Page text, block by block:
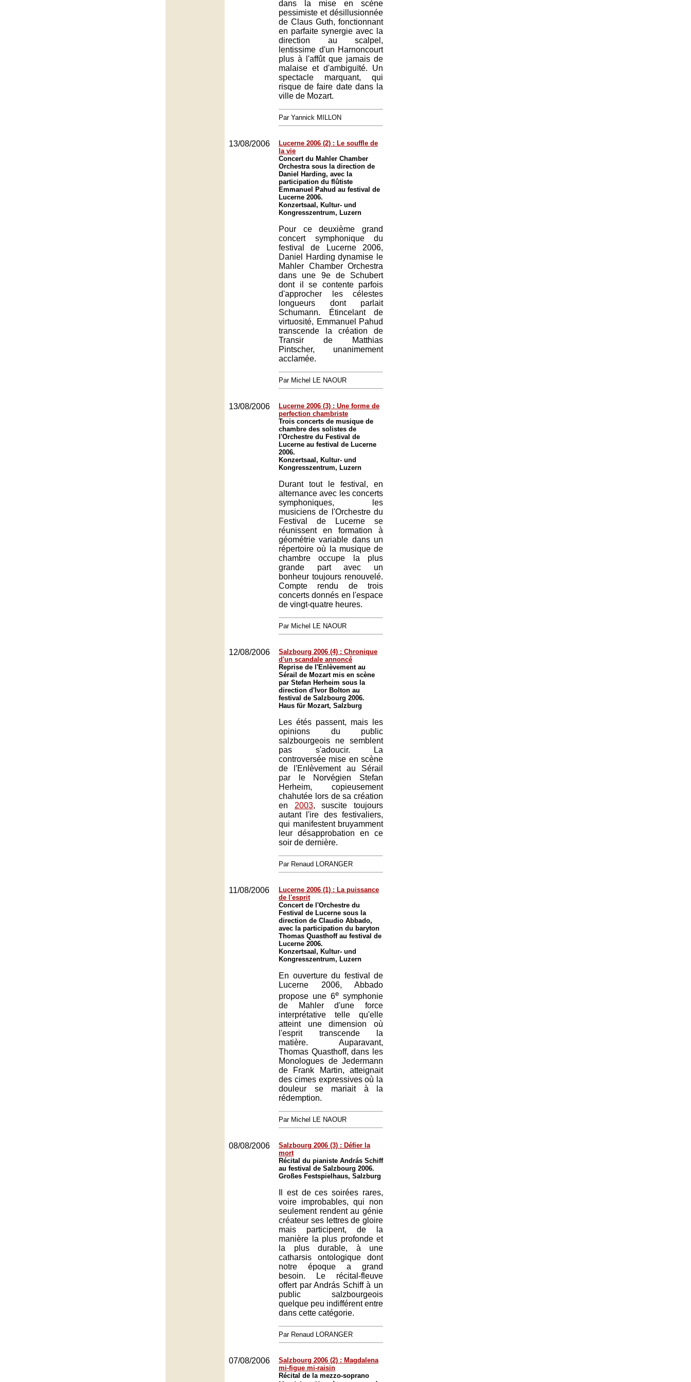
dans la mise en scène
pessimiste et désillusionnée
de Claus Guth, fonctionnant
en parfaite synergie avec la
direction au scalpel,
lentissime d'un Harnoncourt
plus à l'affût que jamais de
malaise et d'ambiguïté. Un
spectacle marquant, qui
risque de faire date dans la
ville de Mozart.
Par Yannick MILLON
13/08/2006
Lucerne 2006 (2) : Le souffle de
la vie
Concert du Mahler Chamber
Orchestra sous la direction de
Daniel Harding, avec la
participation du flûtiste
Emmanuel Pahud au festival de
Lucerne 2006.
Konzertsaal, Kultur- und
Kongresszentrum, Luzern
Pour ce deuxième grand
concert symphonique du
festival de Lucerne 2006,
Daniel Harding dynamise le
Mahler Chamber Orchestra
dans une 9e de Schubert
dont il se contente parfois
d'approcher les célestes
longueurs dont parlait
Schumann. Étincelant de
virtuosité, Emmanuel Pahud
transcende la création de
Transir de Matthias
Pintscher, unanimement
acclamée.
Par Michel LE NAOUR
13/08/2006
Lucerne 2006 (3) : Une forme de
perfection chambriste
Trois concerts de musique de
chambre des solistes de
l'Orchestre du Festival de
Lucerne au festival de Lucerne
2006.
Konzertsaal, Kultur- und
Kongresszentrum, Luzern
Durant tout le festival, en
alternance avec les concerts
symphoniques, les
musiciens de l'Orchestre du
Festival de Lucerne se
réunissent en formation à
géométrie variable dans un
répertoire où la musique de
chambre occupe la plus
grande part avec un
bonheur toujours renouvelé.
Compte rendu de trois
concerts donnés en l'espace
de vingt-quatre heures.
Par Michel LE NAOUR
12/08/2006
Salzbourg 2006 (4) : Chronique
d'un scandale annoncé
Reprise de l'Enlèvement au
Sérail de Mozart mis en scène
par Stefan Herheim sous la
direction d'Ivor Bolton au
festival de Salzbourg 2006.
Haus für Mozart, Salzburg
Les étés passent, mais les
opinions du public
salzbourgeois ne semblent
pas s'adoucir. La
controversée mise en scène
de l'Enlèvement au Sérail
par le Norvégien Stefan
Herheim, copieusement
chahutée lors de sa création
en 2003, suscite toujours
autant l'ire des festivaliers,
qui manifestent bruyamment
leur désapprobation en ce
soir de dernière.
Par Renaud LORANGER
11/08/2006
Lucerne 2006 (1) : La puissance
de l'esprit
Concert de l'Orchestre du
Festival de Lucerne sous la
direction de Claudio Abbado,
avec la participation du baryton
Thomas Quasthoff au festival de
Lucerne 2006.
Konzertsaal, Kultur- und
Kongresszentrum, Luzern
En ouverture du festival de
Lucerne 2006, Abbado
propose une 6e symphonie
de Mahler d'une force
interprétative telle qu'elle
atteint une dimension où
l'esprit transcende la
matière. Auparavant,
Thomas Quasthoff, dans les
Monologues de Jedermann
de Frank Martin, atteignait
des cimes expressives où la
douleur se mariait à la
rédemption.
Par Michel LE NAOUR
08/08/2006
Salzbourg 2006 (3) : Défier la
mort
Récital du pianiste András Schiff
au festival de Salzbourg 2006.
Großes Festspielhaus, Salzburg
Il est de ces soirées rares,
voire improbables, qui non
seulement rendent au génie
créateur ses lettres de gloire
mais participent, de la
manière la plus profonde et
la plus durable, à une
catharsis ontologique dont
notre époque a grand
besoin. Le récital-fleuve
offert par András Schiff à un
public salzbourgeois
quelque peu indifférent entre
dans cette catégorie.
Par Renaud LORANGER
07/08/2006
Salzbourg 2006 (2) : Magdalena
mi-figue mi-raisin
Récital de la mezzo-soprano